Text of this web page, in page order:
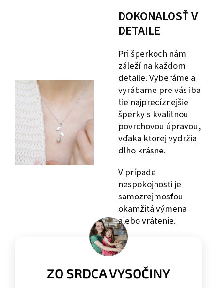
DOKONALOSŤ V
DETAILE
Pri šperkoch nám
záleží na každom
detaile. Vyberáme a
vyrábame pre vás iba
tie najprecíznejšie
šperky s kvalitnou
povrchovou úpravou,
vďaka ktorej vydržia
dlho krásne.
V prípade
nespokojnosti je
samozrejmosťou
okamžitá výmena
alebo vrátenie.
ZO SRDCA VYSOČINY